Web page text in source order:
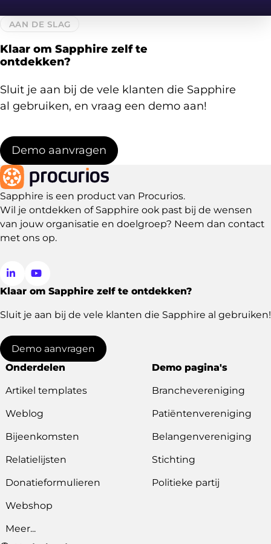
AAN DE SLAG
Klaar om Sapphire zelf te
ontdekken?
Sluit je aan bij de vele klanten die Sapphire
al gebruiken, en vraag een demo aan!
Demo aanvragen
Sapphire is een product van Procurios.
Wil je ontdekken of Sapphire ook past bij de wensen
van jouw organisatie en doelgroep? Neem dan contact
met ons op.
Ga
LinkedIn
Ga
YouTube
Onderdelen
Artikel templates
Weblog
Bijeenkomsten
Relatielijsten
Donatieformulieren
Webshop
Meer...
Demo pagina's
Branchevereniging
Patiëntenvereniging
Belangenvereniging
Stichting
Politieke partij
Klaar om Sapphire zelf te ontdekken?
Sluit je aan bij de vele klanten die Sapphire al gebruiken!
Demo aanvragen